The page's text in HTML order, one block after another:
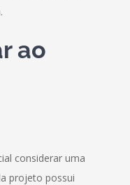
ao
considerar uma
projeto possui